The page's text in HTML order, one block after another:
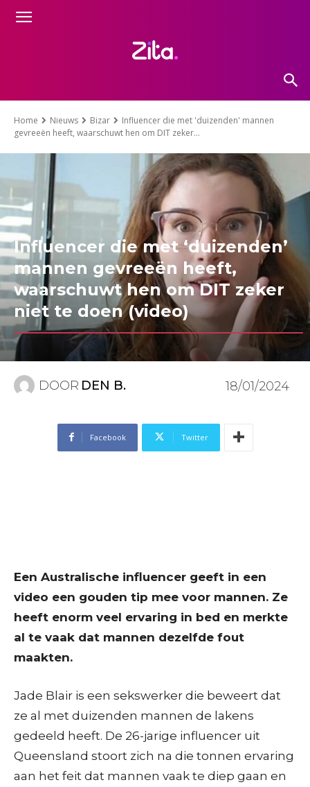
Home Nieuws Bizar
Influencer die met 'duizenden' mannen
gevreeën heeft, waarschuwt hen om DIT zeker...
Influencer die met ‘duizenden’
mannen gevreeën heeft,
waarschuwt hen om DIT zeker
niet te doen (video)
DOOR DEN B. 18/01/2024
Facebook Twitter
Een Australische influencer geeft in een
video een gouden tip mee voor mannen. Ze
heeft enorm veel ervaring in bed en merkte
al te vaak dat mannen dezelfde fout
maakten.
Jade Blair is een sekswerker die beweert dat
ze al met duizenden mannen de lakens
gedeeld heeft. De 26-jarige influencer uit
Queensland stoort zich na die tonnen ervaring
aan het feit dat mannen vaak te diep gaan en